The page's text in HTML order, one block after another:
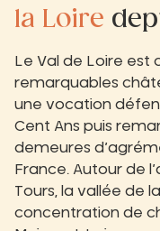
la Loire
Le Val de Loire est
remarquables
une vocation
Cent Ans puis
demeures
France. Autour de
Tours, la vallée de
concentration de